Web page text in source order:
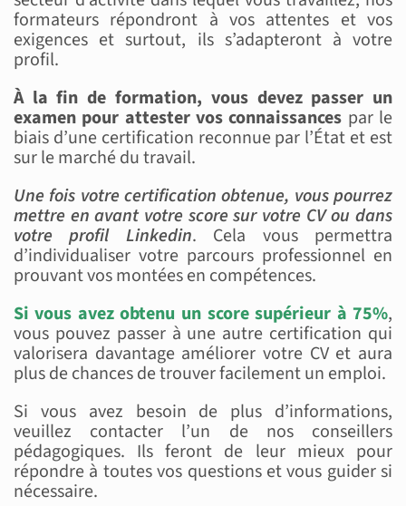
formateurs répondront à vos attentes et vos
exigences et surtout, ils s’adapteront à votre
profil.
À la fin de formation, vous devez passer un
examen pour attester vos connaissances par le
biais d’une certification reconnue par l’État et est
sur le marché du travail.
Une fois votre certification obtenue, vous pourrez
mettre en avant votre score sur votre CV ou dans
votre profil Linkedin. Cela vous permettra
d’individualiser votre parcours professionnel en
prouvant vos montées en compétences.
Si vous avez obtenu un score supérieur à 75%,
vous pouvez passer à une autre certification qui
valorisera davantage améliorer votre CV et aura
plus de chances de trouver facilement un emploi.
Si vous avez besoin de plus d’informations,
veuillez contacter l’un de nos conseillers
pédagogiques. Ils feront de leur mieux pour
répondre à toutes vos questions et vous guider si
nécessaire.